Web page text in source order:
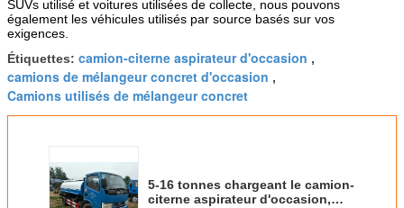
SUVs utilisé et voitures utilisées de collecte, nous pouvons
également les véhicules utilisés par source basés sur vos
exigences.
Étiquettes: camion-citerne aspirateur d'occasion ,
camions de mélangeur concret d'occasion ,
Camions utilisés de mélangeur concret
5-16 tonnes chargeant le camion-
citerne aspirateur d'occasion,